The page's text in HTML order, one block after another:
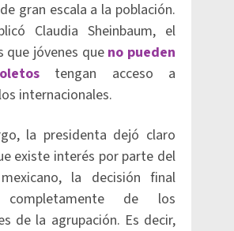
gran escala a la población.
Claudia Sheinbaum, el
que jóvenes queno pueden
tengan acceso a
internacionales.
la presidenta dejó claro
existe interés por parte del
la decisión final
completamente de los
de la agrupación. Es decir,